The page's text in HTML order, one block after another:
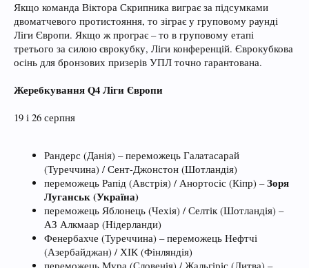
Якщо команда Віктора Скрипника виграє за підсумками
двоматчевого протистояння, то зіграє у груповому раунді
Ліги Європи. Якщо ж програє – то в груповому етапі
третього за силою єврокубку, Ліги конференцій. Єврокубкова
осінь для бронзових призерів УПЛ точно гарантована.
Жеребкування Q4 Ліги Європи
19 і 26 серпня
Рандерс (Данія) – переможець Галатасарай
(Туреччина) / Сент-Джонстон (Шотландія)
переможець Рапід (Австрія) / Анортосіс (Кіпр) –Зоря
Луганськ (Україна)
переможець Яблонець (Чехія) / Селтік (Шотландія) –
АЗ Алкмаар (Нідерланди)
Фенербахче (Туреччина) – переможець Нефтчі
(Азербайджан) / ХІК (Фінляндія)
переможець Мура (Словенія) / Жальгіріс (Литва) –